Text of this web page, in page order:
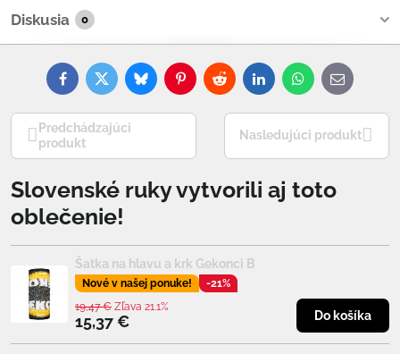
Diskusia 0
FacebookTwitterBlueskyPinterestRedditLinkedInWhatsApp
E-
mail
Predchádzajúci
produkt
Nasledujúci produkt
Slovenské ruky vytvorili aj toto
oblečenie!
Šatka na hlavu a krk Gekonci B
Nové v našej ponuke! -21%
15,37 €
19,47 € Zľava 21.1%
Do košíka